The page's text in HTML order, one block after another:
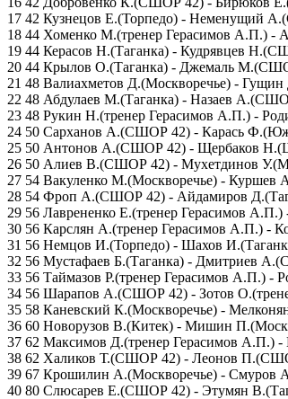
17 42 Кузнецов Е.(Торпедо) - Неменущий
18 44 Хоменко М.(тренер Герасимов А.П.) -
19 44 Керасов Н.(Таганка) - Кудрявцев
20 44 Крылов О.(Таганка) - Джемаль
21 48 Валиахметов Д.(Москворечье) -
22 48 Абдулаев М.(Таганка) - Назаев
23 48 Рукин Н.(тренер Герасимов А.П.) -
24 50 Сарханов А.(СШОР 42) - Карась
25 50 Антонов А.(СШОР 42) - Щербаков
26 50 Алиев В.(СШОР 42) - Мухетдинов
27 54 Вакуленко М.(Москворечье) - Куршев
28 54 Фроп А.(СШОР 42) - Айдамиров
29 56 Лаврененко Е.(тренер Герасимов
30 56 Карслян А.(тренер Герасимов А.П.)
31 56 Немцов И.(Торпедо) - Шахов
32 56 Мустафаев Б.(Таганка) - Дмитриев
33 56 Таймазов Р.(тренер Герасимов А.П.)
34 56 Шарапов А.(СШОР 42) - Зотов
35 58 Каневский К.(Москворечье) -
36 60 Новорузов В.(Китек) - Мишин
37 62 Максимов Д.(тренер Герасимов
38 62 Халиков Т.(СШОР 42) - Леонов
39 67 Крошилин А.(Москворечье) - Смуров
40 80 Слюсарев Е.(СШОР 42) - Этумян